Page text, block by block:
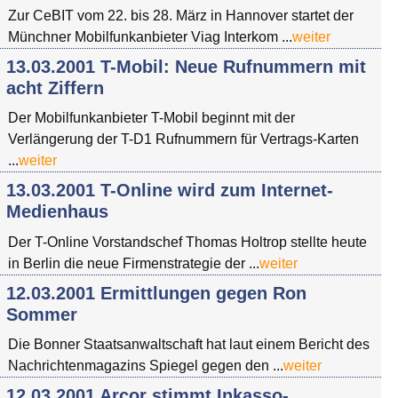
Zur CeBIT vom 22. bis 28. März in Hannover startet der
Münchner Mobilfunkanbieter Viag Interkom ...weiter
13.03.2001 T-Mobil: Neue Rufnummern mit
acht Ziffern
Der Mobilfunkanbieter T-Mobil beginnt mit der
Verlängerung der T-D1 Rufnummern für Vertrags-Karten
...weiter
13.03.2001 T-Online wird zum Internet-
Medienhaus
Der T-Online Vorstandschef Thomas Holtrop stellte heute
in Berlin die neue Firmenstrategie der ...weiter
12.03.2001 Ermittlungen gegen Ron
Sommer
Die Bonner Staatsanwaltschaft hat laut einem Bericht des
Nachrichtenmagazins Spiegel gegen den ...weiter